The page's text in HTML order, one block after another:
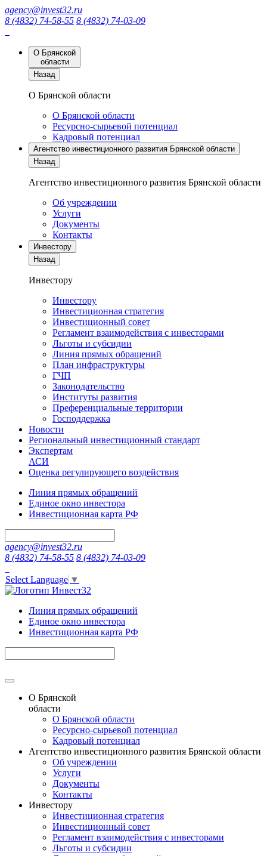
agency@invest32.ru
8 (4832) 74-58-55 8 (4832) 74-03-09
О Брянской
области
Назад
О Брянской области
О Брянской области
Ресурсно-сырьевой потенциал
Кадровый потенциал
Агентство инвестиционного развития Брянской области
Назад
Агентство инвестиционного развития Брянской области
Об учреждении
Услуги
Документы
Контакты
Инвестору
Назад
Инвестору
Инвестору
Инвестиционная стратегия
Инвестиционный совет
Регламент взаимодействия с инвесторами
Льготы и субсидии
Линия прямых обращений
План инфраструктуры
ГЧП
Законодательство
Институты развития
Преференциальные территории
Господдержка
Новости
Региональный инвестиционный стандарт
Экспертам
АСИ
Оценка регулирующего воздействия
Линия прямых обращений
Единое окно инвестора
Инвестиционная карта РФ
agency@invest32.ru
8 (4832) 74-58-55 8 (4832) 74-03-09
Select Language ▼
Линия прямых обращений
Единое окно инвестора
Инвестиционная карта РФ
О Брянской
области
О Брянской области
Ресурсно-сырьевой потенциал
Кадровый потенциал
Агентство инвестиционного развития Брянской области
Об учреждении
Услуги
Документы
Контакты
Инвестору
Инвестиционная стратегия
Инвестиционный совет
Регламент взаимодействия с инвесторами
Льготы и субсидии